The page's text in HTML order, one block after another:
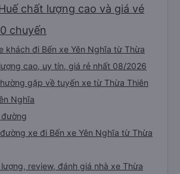
một chiếc ghế nhựa ở lối đi giữa, điều này không lý
dù có một vài bất tiện nhỏ, tôi đã có trải nghiệm
sạch sẽ, thoải mái và yên tĩnh tạo nên sự khác biệt
dịch vụ này cho bất kỳ ai đi tuyến đường này.
chất lượng cao và giá vé
chuyến
khách đi Bến xe Yên Nghĩa từ Thừa
cao, uy tín, giá rẻ nhất 08/2026
gặp về tuyến xe từ Thừa Thiên
Nghĩa
xe đi Bến xe Yên Nghĩa từ Thừa
lượng, review, đánh giá nhà xe Thừa